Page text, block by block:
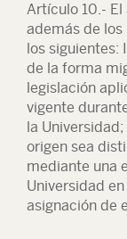
Artículo 10.-
además de
los siguientes:
de la forma
legislación
vigente
la
origen sea
mediante una
Universidad
asignación de